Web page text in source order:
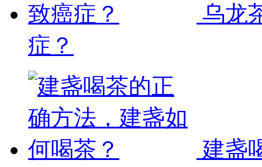
乌龙
症？
建盏